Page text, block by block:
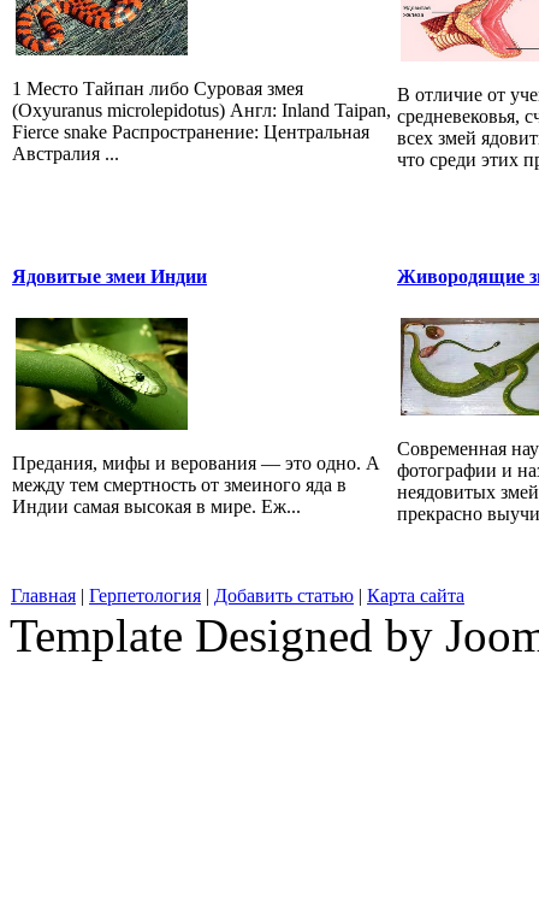
1 Место Тайпан либо Суровая змея
(Oxyuranus microlepidotus) Англ: Inland Taipan,
Fierce snake Распространение: Центральная
Австралия ...
В отличие от
средневековья,
всех змей
что среди этих
Ядовитые змеи Индии
Предания, мифы и верования — это одно. А
между тем смертность от змеиного яда в
Индии самая высокая в мире. Еж...
Живородящие
Современная
фотографии и
неядовитых
прекрасно
Главная | Герпетология | Добавить статью | Карта сайта
Template Designed by